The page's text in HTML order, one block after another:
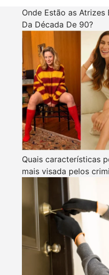
Onde Estão as Atrizes
Da Década De 90?
Quais características
mais visada pelos